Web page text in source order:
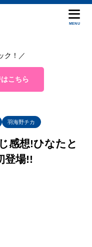
MENU
ク！／
こちら
羽海野チカ
感想!ひなたと
登場!!